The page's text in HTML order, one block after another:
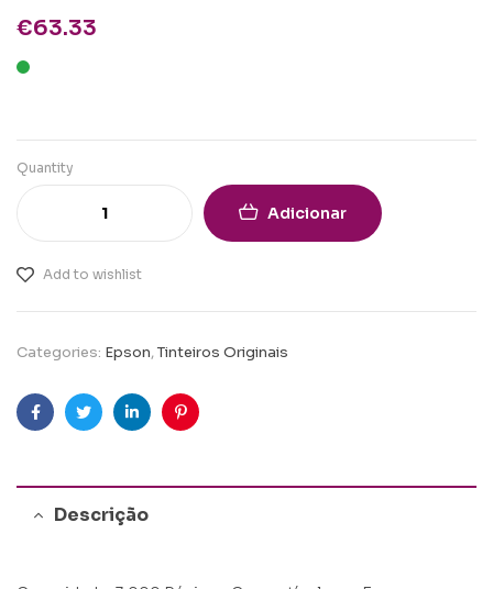
€63.33
Quantity
Adicionar
Add to wishlist
Categories: Epson,Tinteiros Originais
FacebookTwitterLinkedinPinterest
Descrição